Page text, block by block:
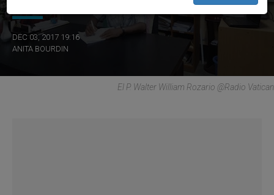
DEC 03, 2017 19:16
ANITA BOURDIN
El P. Walter William Rozario @Radio Vatican